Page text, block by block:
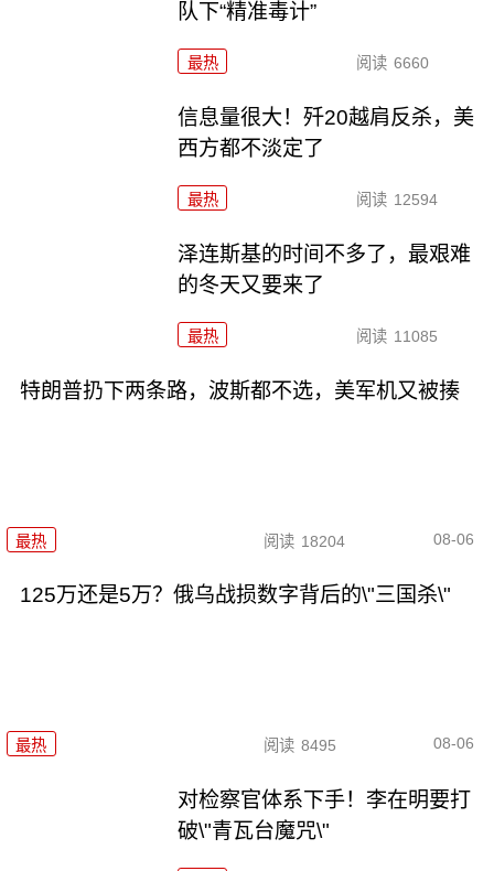
队下“精准毒计”
最热 阅读 6660
信息量很大！歼20越肩反杀，美
西方都不淡定了
最热 阅读 12594
泽连斯基的时间不多了，最艰难
的冬天又要来了
最热 阅读 11085
特朗普扔下两条路，波斯都不选，美军机又被揍
最热 阅读 18204 08-06
125万还是5万？俄乌战损数字背后的\"三国杀\"
最热 阅读 8495 08-06
对检察官体系下手！李在明要打
破\"青瓦台魔咒\"